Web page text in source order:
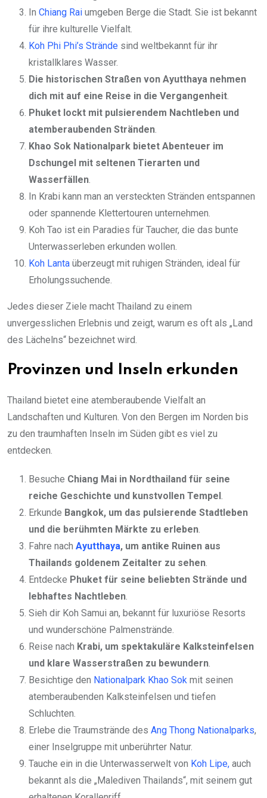
In Chiang Rai umgeben Berge die Stadt. Sie ist bekannt
für ihre kulturelle Vielfalt.
Koh Phi Phi’s Strände sind weltbekannt für ihr
kristallklares Wasser.
Die historischen Straßen von Ayutthaya nehmen
dich mit auf eine Reise in die Vergangenheit
Phuket lockt mit pulsierendem Nachtleben und
atemberaubenden Stränden
Khao Sok Nationalpark bietet Abenteuer im
Dschungel mit seltenen Tierarten und
Wasserfällen
In Krabi kann man an versteckten Stränden entspannen
oder spannende Klettertouren unternehmen.
Koh Tao ist ein Paradies für Taucher, die das bunte
Unterwasserleben erkunden wollen.
Koh Lanta überzeugt mit ruhigen Stränden, ideal für
Erholungssuchende.
Jedes dieser Ziele macht Thailand zu einem
unvergesslichen Erlebnis und zeigt, warum es oft als „Land
des Lächelns“ bezeichnet wird.
Provinzen und Inseln erkunden
Thailand bietet eine atemberaubende Vielfalt an
Landschaften und Kulturen. Von den Bergen im Norden bis
zu den traumhaften Inseln im Süden gibt es viel zu
entdecken.
Besuche Chiang Mai in Nordthailand für seine
reiche Geschichte und kunstvollen Tempel
Erkunde Bangkok, um das pulsierende Stadtleben
und die berühmten Märkte zu erleben
Fahre nach Ayutthaya, um antike Ruinen aus
Thailands goldenem Zeitalter zu sehen
Entdecke Phuket für seine beliebten Strände und
lebhaftes Nachtleben
Sieh dir Koh Samui an, bekannt für luxuriöse Resorts
und wunderschöne Palmenstrände.
Reise nach Krabi, um spektakuläre Kalksteinfelsen
und klare Wasserstraßen zu bewundern
Besichtige den Nationalpark Khao Sok mit seinen
atemberaubenden Kalksteinfelsen und tiefen
Schluchten.
Erlebe die Traumstrände des Ang Thong Nationalparks,
einer Inselgruppe mit unberührter Natur.
Tauche ein in die Unterwasserwelt von Koh Lipe, auch
bekannt als die „Malediven Thailands“, mit seinem gut